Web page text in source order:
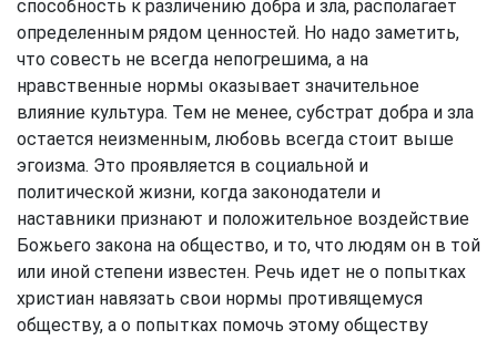
способность к различению добра и зла, располагает
определенным рядом ценностей. Но надо заметить,
что совесть не всегда непогрешима, а на
нравственные нормы оказывает значительное
влияние культура. Тем не менее, субстрат добра и зла
остается неизменным, любовь всегда стоит выше
эгоизма. Это проявляется в социальной и
политической жизни, когда законодатели и
наставники признают и положительное воздействие
Божьего закона на общество, и то, что людям он в той
или иной степени известен. Речь идет не о попытках
христиан навязать свои нормы противящемуся
обществу, а о попытках помочь этому обществу